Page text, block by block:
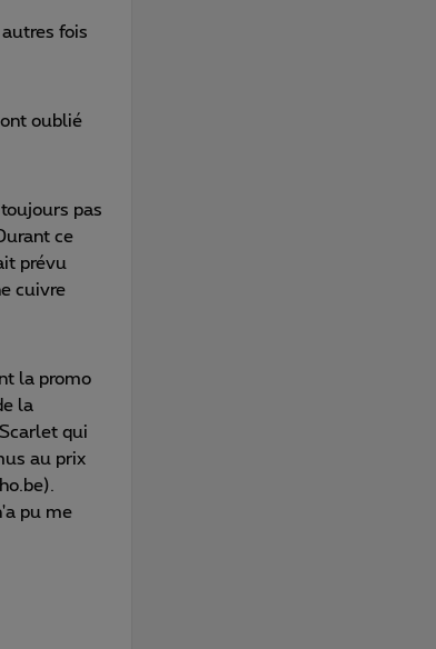
fois
oublié
pas
ce
prévu
cuivre
la promo
la
qui
au prix
pu me